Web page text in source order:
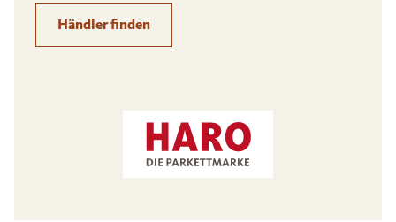
Händler finden